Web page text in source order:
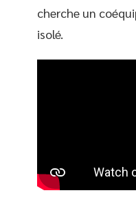
cherche un
isolé.